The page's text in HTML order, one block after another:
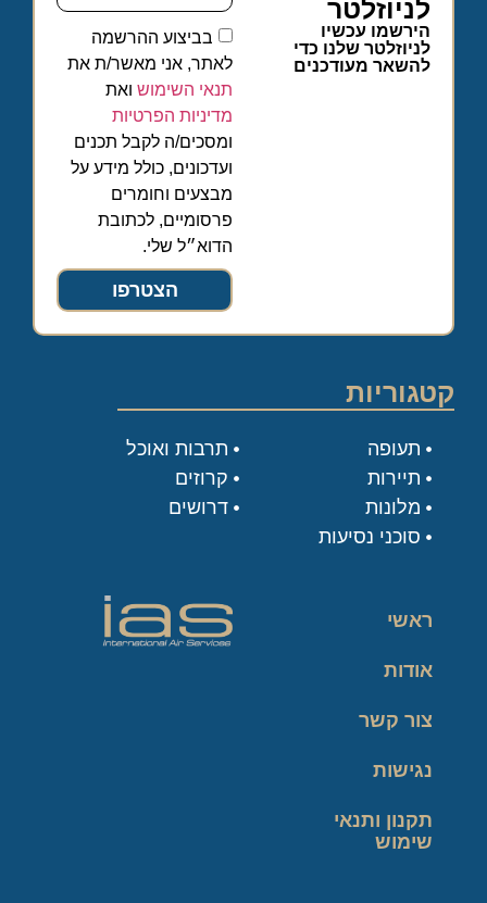
לניוזלטר
הירשמו עכשיו
לניוזלטר שלנו כדי
להשאר מעודכנים
בביצוע ההרשמה
לאתר, אני מאשר/ת את
תנאי השימוש ואת
מדיניות הפרטיות
ומסכים/ה לקבל תכנים
ועדכונים, כולל מידע על
מבצעים וחומרים
פרסומיים, לכתובת
הדוא״ל שלי.
הצטרפו
קטגוריות
תעופה
תיירות
מלונות
סוכני נסיעות
תרבות ואוכל
קרוזים
דרושים
ראשי
אודות
צור קשר
נגישות
תקנון ותנאי
שימוש